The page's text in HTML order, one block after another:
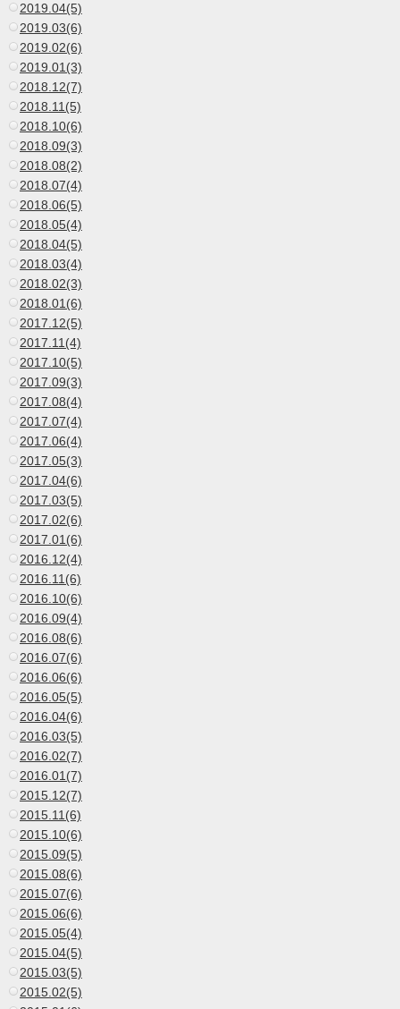
2019.04(5)
2019.03(6)
2019.02(6)
2019.01(3)
2018.12(7)
2018.11(5)
2018.10(6)
2018.09(3)
2018.08(2)
2018.07(4)
2018.06(5)
2018.05(4)
2018.04(5)
2018.03(4)
2018.02(3)
2018.01(6)
2017.12(5)
2017.11(4)
2017.10(5)
2017.09(3)
2017.08(4)
2017.07(4)
2017.06(4)
2017.05(3)
2017.04(6)
2017.03(5)
2017.02(6)
2017.01(6)
2016.12(4)
2016.11(6)
2016.10(6)
2016.09(4)
2016.08(6)
2016.07(6)
2016.06(6)
2016.05(5)
2016.04(6)
2016.03(5)
2016.02(7)
2016.01(7)
2015.12(7)
2015.11(6)
2015.10(6)
2015.09(5)
2015.08(6)
2015.07(6)
2015.06(6)
2015.05(4)
2015.04(5)
2015.03(5)
2015.02(5)